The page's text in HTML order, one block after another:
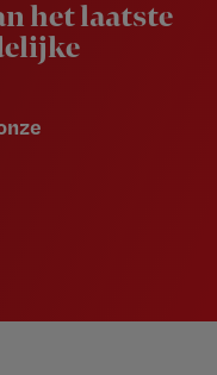
het laatste